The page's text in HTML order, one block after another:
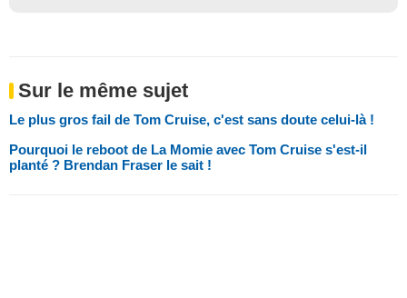
Sur le même sujet
Le plus gros fail de Tom Cruise, c'est sans doute celui-là !
Pourquoi le reboot de La Momie avec Tom Cruise s'est-il
planté ? Brendan Fraser le sait !